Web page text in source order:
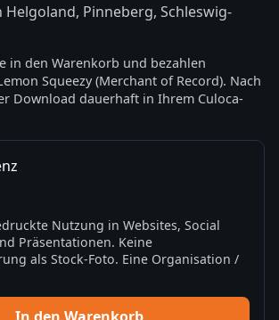
Helgoland, Pinneberg, Schleswig-
in den Warenkorb und bezahlen
Squeezy (Merchant of Record). Nach
Download dauerhaft in Ihrem Culoca-
Nutzung in Websites, Social
Präsentationen. Keine
als Stock-Foto. Eine Organisation /